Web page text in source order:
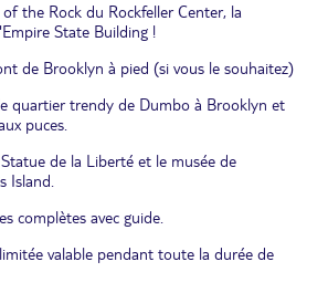
of the Rock du Rockfeller Center, la
State Building !
de Brooklyn à pied (si vous le souhaitez)
quartier trendy de Dumbo à Brooklyn et
puces.
de la Liberté et le musée de
Island.
complètes avec guide.
valable pendant toute la durée de